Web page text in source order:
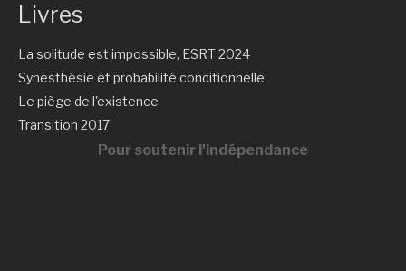
Livres
La solitude est impossible, ESRT 2024
Synesthésie et probabilité conditionnelle
Le piège de l'existence
Transition 2017
Pour soutenir l'indépendance